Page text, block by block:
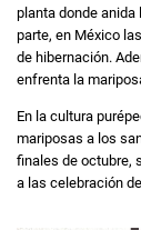
planta donde anida
parte, en México
de hibernación.
enfrenta la
En la cultura
mariposas a los
finales de octubre,
a las celebración